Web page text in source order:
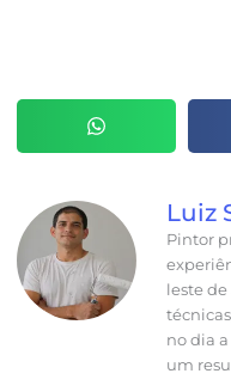
Luiz
Pintor
leste
no dia
um